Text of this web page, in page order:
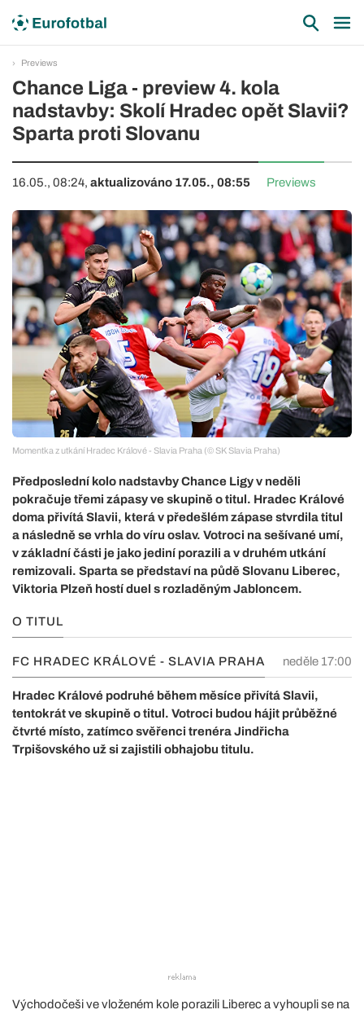
Previews
Chance Liga - preview 4. kola
nadstavby: Skolí Hradec opět Slavii?
Sparta proti Slovanu
16.05., 08:24, aktualizováno 17.05., 08:55 Previews
Momentka z utkání Hradec Králové - Slavia Praha (© SK Slavia Praha)
Předposlední kolo nadstavby Chance Ligy v neděli
pokračuje třemi zápasy ve skupině o titul. Hradec Králové
doma přivítá Slavii, která v předešlém zápase stvrdila titul
a následně se vrhla do víru oslav. Votroci na sešívané umí,
v základní části je jako jediní porazili a v druhém utkání
remizovali. Sparta se představí na půdě Slovanu Liberec,
Viktoria Plzeň hostí duel s rozladěným Jabloncem.
O TITUL
FC HRADEC KRÁLOVÉ - SLAVIA PRAHA neděle 17:00
Hradec Králové podruhé během měsíce přivítá Slavii,
tentokrát ve skupině o titul. Votroci budou hájit průběžné
čtvrté místo, zatímco svěřenci trenéra Jindřicha
Trpišovského už si zajistili obhajobu titulu.
Východočeši ve vloženém kole porazili Liberec a vyhoupli se na